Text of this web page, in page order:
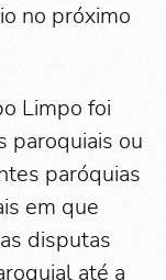
no próximo
Limpo foi
paroquiais ou
paróquias
em que
disputas
até a